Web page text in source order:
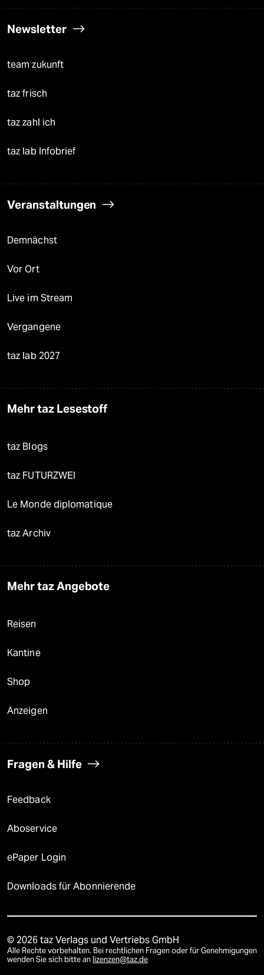
Newsletter
team zukunft
taz frisch
taz zahl ich
taz lab Infobrief
Veranstaltungen
Demnächst
Vor Ort
Live im Stream
Vergangene
taz lab 2027
Mehr taz Lesestoff
taz Blogs
taz FUTURZWEI
Le Monde diplomatique
taz Archiv
Mehr taz Angebote
Reisen
Kantine
Shop
Anzeigen
Fragen & Hilfe
Feedback
Aboservice
ePaper Login
Downloads für Abonnierende
© 2026 taz Verlags und Vertriebs GmbH
Alle Rechte vorbehalten. Bei rechtlichen Fragen oder für Genehmigungen
wenden Sie sich bitte an lizenzen@taz.de